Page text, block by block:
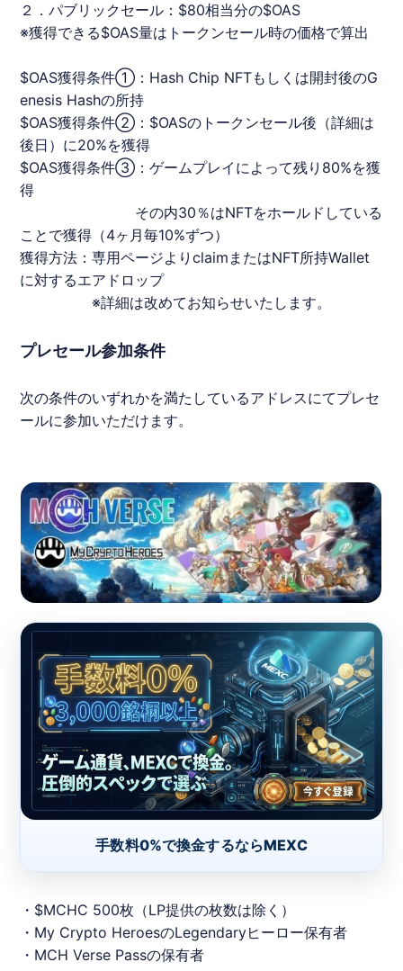
２．パブリックセール：$80相当分の$OAS
※獲得できる$OAS量はトークンセール時の価格で算出
$OAS獲得条件①：Hash Chip NFTもしくは開封後のG
enesis Hashの所持
$OAS獲得条件②：$OASのトークンセール後（詳細は
後日）に20%を獲得
$OAS獲得条件③：ゲームプレイによって残り80%を獲
得
その内30％はNFTをホールドしている
ことで獲得（4ヶ月毎10%ずつ）
獲得方法：専用ページよりclaimまたはNFT所持Wallet
に対するエアドロップ
※詳細は改めてお知らせいたします。
プレセール参加条件
次の条件のいずれかを満たしているアドレスにてプレセ
ールに参加いただけます。
手数料0%で換金するならMEXC
・$MCHC 500枚（LP提供の枚数は除く）
・My Crypto HeroesのLegendaryヒーロー保有者
・MCH Verse Passの保有者